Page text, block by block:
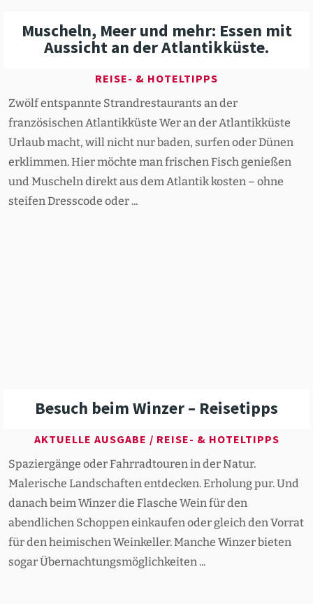
Muscheln, Meer und mehr: Essen mit
Aussicht an der Atlan­tik­küste.
REISE- & HOTELTIPPS
Zwölf entspannte Strandrestaurants an der
französischen Atlantikküste Wer an der Atlantikküste
Urlaub macht, will nicht nur baden, surfen oder Dünen
erklimmen. Hier möchte man frischen Fisch genießen
und Muscheln direkt aus dem Atlantik kosten – ohne
steifen Dresscode oder ...
Besuch beim Winzer – Reise­tipps
AKTUELLE AUSGABE / REISE- & HOTELTIPPS
Spaziergänge oder Fahrradtouren in der Natur.
Malerische Landschaften entdecken. Erholung pur. Und
danach beim Winzer die Flasche Wein für den
abendlichen Schoppen einkaufen oder gleich den Vorrat
für den heimischen Weinkeller. Manche Winzer bieten
sogar Übernachtungsmöglichkeiten ...